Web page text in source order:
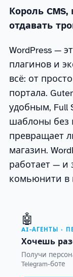
Король
отдавать
WordPress —
плагинов и
всё: от
портала.
удобным, Full
шаблоны без
превращает
магазин.
работает — и
комьюнити в
🤖
AI-АГЕНТЫ ·
Хочешь
Получи
Telegram-боте